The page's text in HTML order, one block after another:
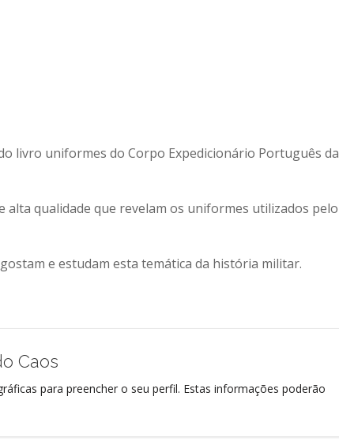
livro uniformes do Corpo Expedicionário Português da
qualidade que revelam os uniformes utilizados pelo
e estudam esta temática da história militar.
Caos
para preencher o seu perfil. Estas informações poderão